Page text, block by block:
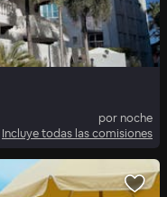
por noche
Incluye todas las comisiones